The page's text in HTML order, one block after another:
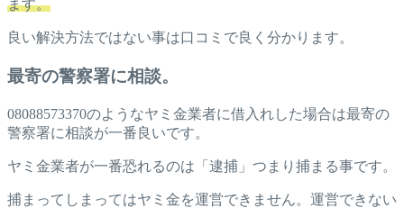
ます。
良い解決方法ではない事は口コミで良く分かります。
最寄の警察署に相談。
08088573370のようなヤミ金業者に借入れした場合は最寄の
警察署に相談が一番良いです。
ヤミ金業者が一番恐れるのは「逮捕」つまり捕まる事です。
捕まってしまってはヤミ金を運営できません。運営できない